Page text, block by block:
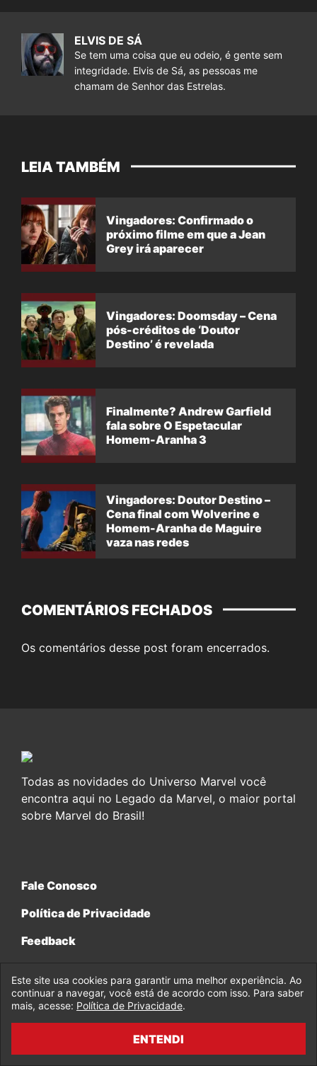
ELVIS DE SÁ
Se tem uma coisa que eu odeio, é gente sem
integridade. Elvis de Sá, as pessoas me
chamam de Senhor das Estrelas.
LEIA TAMBÉM
Vingadores: Confirmado o
próximo filme em que a Jean
Grey irá aparecer
Vingadores: Doomsday – Cena
pós-créditos de ‘Doutor
Destino’ é revelada
Finalmente? Andrew Garfield
fala sobre O Espetacular
Homem-Aranha 3
Vingadores: Doutor Destino –
Cena final com Wolverine e
Homem-Aranha de Maguire
vaza nas redes
COMENTÁRIOS FECHADOS
Os comentários desse post foram encerrados.
Todas as novidades do Universo Marvel você
encontra aqui no Legado da Marvel, o maior portal
sobre Marvel do Brasil!
Fale Conosco
Política de Privacidade
Feedback
Este site usa cookies para garantir uma melhor experiência. Ao
continuar a navegar, você está de acordo com isso. Para saber
mais, acesse: Política de Privacidade.
ENTENDI